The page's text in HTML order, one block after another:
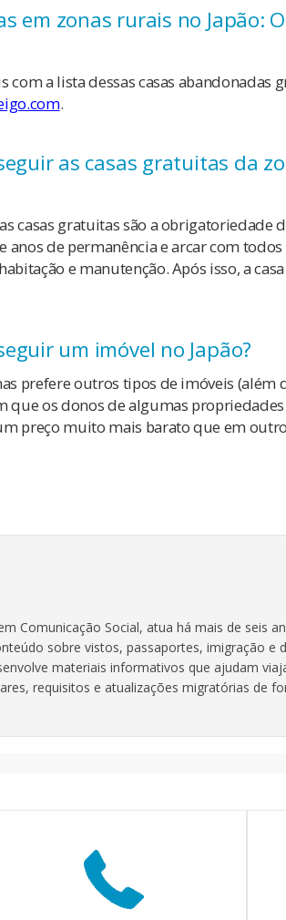
em zonas rurais no Japão:
a lista dessas casas abandonadas
.
as casas gratuitas da
casas gratuitas são a obrigatoriedade
de permanência e arcar com todos
e manutenção. Após isso, a
um imóvel no Japão?
prefere outros tipos de imóveis (além
que os donos de algumas
preço muito mais barato que em
Comunicação Social, atua há mais de seis
sobre vistos, passaportes, imigração e
materiais informativos que ajudam
requisitos e atualizações migratórias de